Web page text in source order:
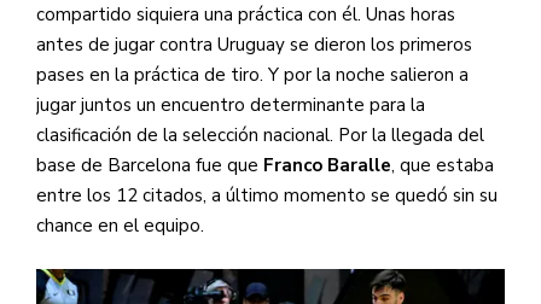
compartido siquiera una práctica con él. Unas horas
antes de jugar contra Uruguay se dieron los primeros
pases en la práctica de tiro. Y por la noche salieron a
jugar juntos un encuentro determinante para la
clasificación de la selección nacional. Por la llegada del
base de Barcelona fue que Franco Baralle, que estaba
entre los 12 citados, a último momento se quedó sin su
chance en el equipo.